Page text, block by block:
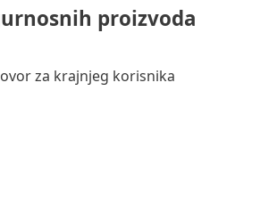
proizvoda
za krajnjeg korisnika